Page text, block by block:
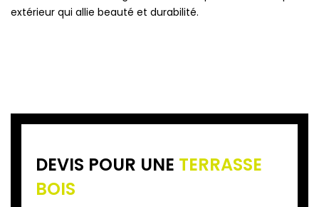
extérieur qui allie beauté et durabilité.
DEVIS POUR UNE TERRASSE
BOIS